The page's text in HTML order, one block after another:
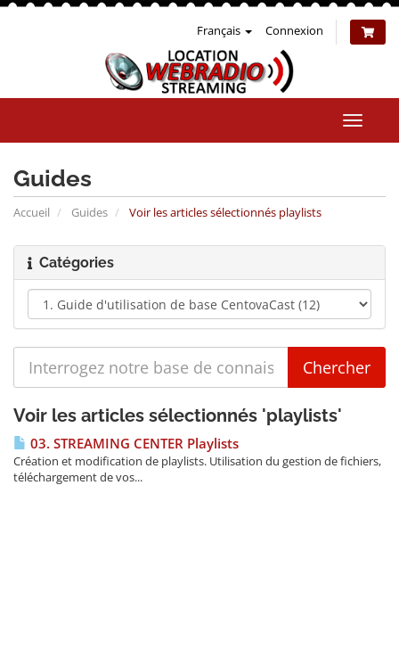
Français Connexion
la
Guides
Accueil Guides Voir les articles sélectionnés playlists
Catégories
Voir les articles sélectionnés 'playlists'
03. STREAMING CENTER Playlists
Création et modification de playlists. Utilisation du gestion de fichiers,
téléchargement de vos...